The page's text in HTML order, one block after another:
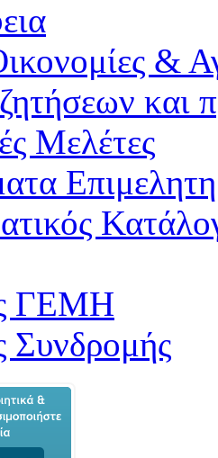
&
Μελέτες
ΓΕΜΗ
Συνδρομής